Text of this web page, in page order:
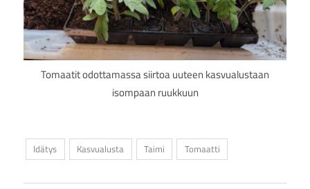
Tomaatit odottamassa siirtoa uuteen kasvualustaan
isompaan ruukkuun
Idätys Kasvualusta Taimi Tomaatti